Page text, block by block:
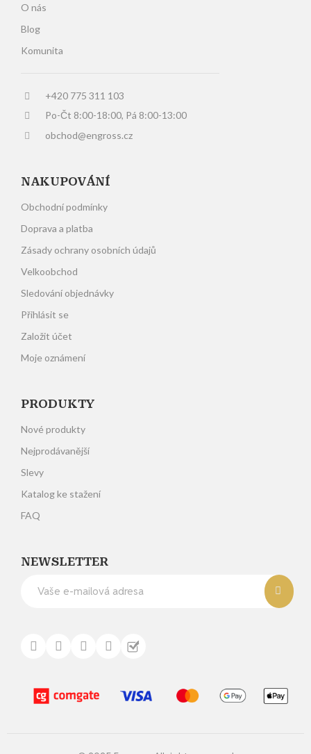
O nás
Blog
Komunita
+420 775 311 103
Po-Čt 8:00-18:00, Pá 8:00-13:00
obchod@engross.cz
NAKUPOVÁNÍ
Obchodní podmínky
Doprava a platba
Zásady ochrany osobních údajů
Velkoobchod
Sledování objednávky
Přihlásit se
Založit účet
Moje oznámení
PRODUKTY
Nové produkty
Nejprodávanější
Slevy
Katalog ke stažení
FAQ
NEWSLETTER